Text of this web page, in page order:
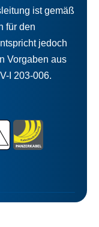
ist gemäß
für den
jedoch
Vorgaben aus
I 203-006.